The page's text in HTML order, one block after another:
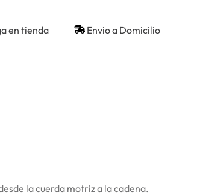
en tienda Envio a Domicilio
la cuerda motriz a la cadena.